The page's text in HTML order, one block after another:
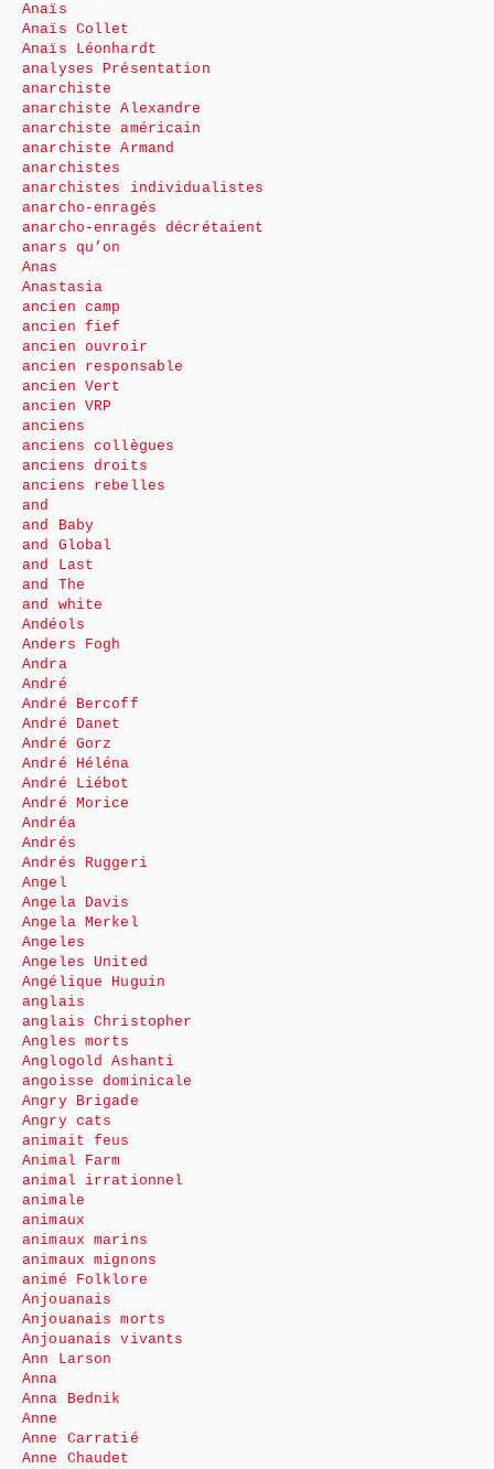
Anaïs
Anaïs Collet
Anaïs Léonhardt
analyses Présentation
anarchiste
anarchiste Alexandre
anarchiste américain
anarchiste Armand
anarchistes
anarchistes individualistes
anarcho-enragés
anarcho-enragés décrétaient
anars qu’on
Anas
Anastasia
ancien camp
ancien fief
ancien ouvroir
ancien responsable
ancien Vert
ancien VRP
anciens
anciens collègues
anciens droits
anciens rebelles
and
and Baby
and Global
and Last
and The
and white
Andéols
Anders Fogh
Andra
André
André Bercoff
André Danet
André Gorz
André Héléna
André Liébot
André Morice
Andréa
Andrés
Andrés Ruggeri
Angel
Angela Davis
Angela Merkel
Angeles
Angeles United
Angélique Huguin
anglais
anglais Christopher
Angles morts
Anglogold Ashanti
angoisse dominicale
Angry Brigade
Angry cats
animait feus
Animal Farm
animal irrationnel
animale
animaux
animaux marins
animaux mignons
animé Folklore
Anjouanais
Anjouanais morts
Anjouanais vivants
Ann Larson
Anna
Anna Bednik
Anne
Anne Carratié
Anne Chaudet